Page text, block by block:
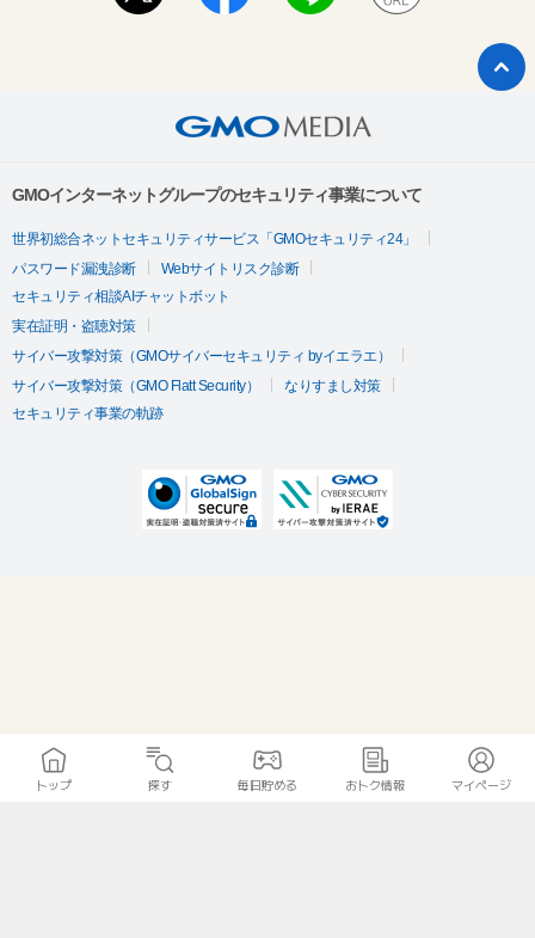
GMOインターネットグループのセキュリティ事業について
世界初総合ネットセキュリティサービス「GMOセキュリティ24」
パスワード漏洩診断
Webサイトリスク診断
セキュリティ相談AIチャットボット
実在証明・盗聴対策
サイバー攻撃対策（GMOサイバーセキュリティ byイエラエ）
サイバー攻撃対策（GMO Flatt Security）
なりすまし対策
セキュリティ事業の軌跡
トップ 探す 毎日貯める おトク情報 マイページ